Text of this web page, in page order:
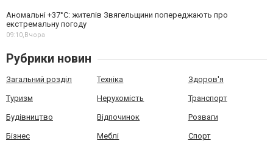
Аномальні +37°C: жителів Звягельщини попереджають про
екстремальну погоду
09:10, Вчора
Рубрики новин
Загальний розділ Техніка Здоров'я
Туризм Нерухомість Транспорт
Будівництво Відпочинок Розваги
Бізнес Меблі Спорт